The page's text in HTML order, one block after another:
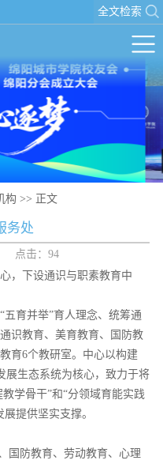
全文检索
构 >> 正文
务处
点击： 94
，下设通识与职素教育中
育并举”育人理念、统筹通
识教育、美育教育、国防教
育6个教研室。中心以构建
展生态系统为核心，致力于将
学骨干”和“分领域育能实践
提供坚实支撑。
国防教育、劳动教育、心理